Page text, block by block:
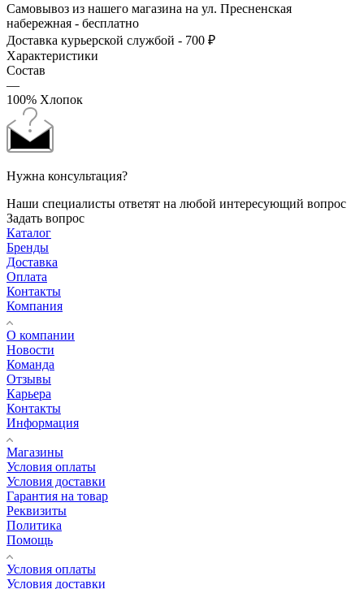
Самовывоз из нашего магазина на ул. Пресненская
набережная - бесплатно
Доставка курьерской службой - 700 ₽
Характеристики
Состав
—
100% Хлопок
Нужна консультация?
Наши специалисты ответят на любой интересующий вопрос
Задать вопрос
Каталог
Бренды
Доставка
Оплата
Контакты
Компания
О компании
Новости
Команда
Отзывы
Карьера
Контакты
Информация
Магазины
Условия оплаты
Условия доставки
Гарантия на товар
Реквизиты
Политика
Помощь
Условия оплаты
Условия доставки